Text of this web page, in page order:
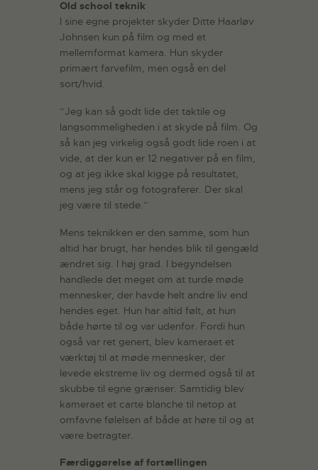
Old school teknik
I sine egne projekter skyder Ditte Haarløv
Johnsen kun på film og med et
mellemformat kamera. Hun skyder
primært farvefilm, men også en del
sort/hvid.
”Jeg kan så godt lide det taktile og
langsommeligheden i at skyde på film. Og
så kan jeg virkelig også godt lide roen i at
vide, at der kun er 12 negativer på en film,
og at jeg ikke skal kigge på resultatet,
mens jeg står og fotograferer. Der skal
jeg være til stede.”
Mens teknikken er den samme, som hun
altid har brugt, har hendes blik til gengæld
ændret sig. I høj grad. I begyndelsen
handlede det meget om at turde møde
mennesker, der havde helt andre liv end
hendes eget. Hun har altid følt, at hun
både hørte til og var udenfor. Fordi hun
også var ret genert, blev kameraet et
værktøj til at møde mennesker, der
levede ekstreme liv og dermed også til at
skubbe til egne grænser. Samtidig blev
kameraet et carte blanche til netop at
omfavne følelsen af både at høre til og at
være betragter.
Færdiggørelse af fortællingen